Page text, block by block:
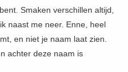
Smaken verschillen altijd,
naast me neer. Enne, heel
en niet je naam laat zien.
achter deze naam is